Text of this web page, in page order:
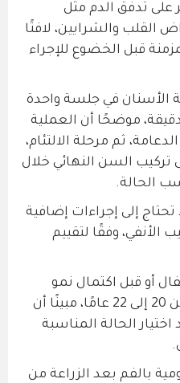
على تدفق الدم مثل
القلب والشرايين، لافتًا
قبل الخضوع للإجراء
الأسنان في جلسة واحدة
موضحًا أن العملية
ثم مرحلة الالتئام،
تركيب السن النهائي خلال
الحالة.
إلى إجراءات إضافية
الأنفي، وفقًا لتقييم
أو قبل اكتمال نمو
الفك، وغالبًا ما تكون بعد سن 20 إلى 22 عامًا، مبينًا أن
الحالة المناسبة
بالفم بعد الزراعة من